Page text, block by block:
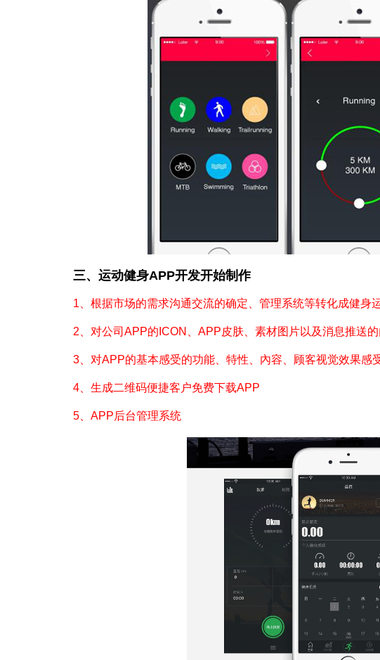
三、运动健身APP开发开始制作
1、根据市场的需求沟通交流的确定、管理系统等转化成健身
2、对公司APP的ICON、APP皮肤、素材图片以及消息推送
3、对APP的基本感受的功能、特性、內容、顾客视觉效果感
4、生成二维码便捷客户免费下载APP
5、APP后台管理系统